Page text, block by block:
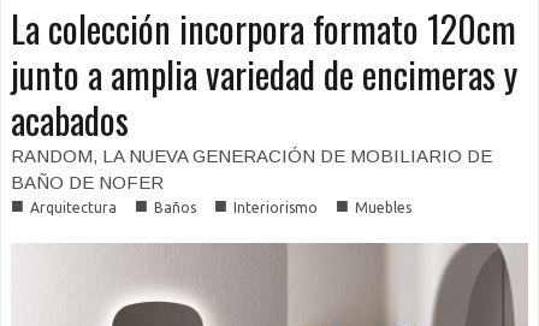
La colección incorpora formato 120cm
junto a amplia variedad de encimeras y
acabados
RANDOM, LA NUEVA GENERACIÓN DE MOBILIARIO DE
BAÑO DE NOFER
■ Arquitectura ■ Baños ■ Interiorismo ■ Muebles